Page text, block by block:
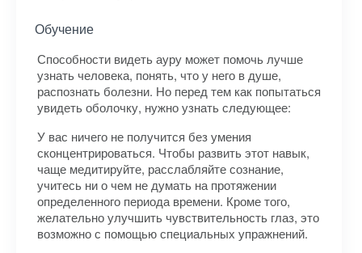
Обучение
Способности видеть ауру может помочь лучше
узнать человека, понять, что у него в душе,
распознать болезни. Но перед тем как попытаться
увидеть оболочку, нужно узнать следующее:
У вас ничего не получится без умения
сконцентрироваться. Чтобы развить этот навык,
чаще медитируйте, расслабляйте сознание,
учитесь ни о чем не думать на протяжении
определенного периода времени. Кроме того,
желательно улучшить чувствительность глаз, это
возможно с помощью специальных упражнений.